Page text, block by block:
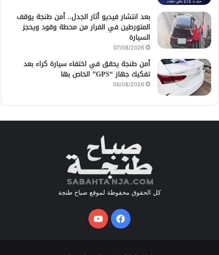
بعد انتشار فيديو أثار الجدل.. أمن طنجة يوقف
المتورطين في الفرار من محطة وقود ويحجز
السيارة
07/08/2026
أمن طنجة يحقق في اختفاء سيارة كراء بعد
تفكيك جهاز “GPS” الخاص بها
06/08/2026
كل الحقوق محفوظة لموقع صباح طنجة
فيسبوكيوتيوب